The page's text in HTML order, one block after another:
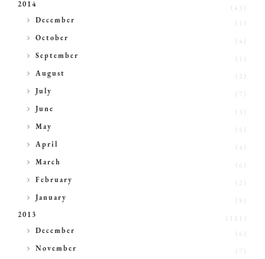
2014
(43)
►
December
►
October
(4)
►
September
►
August
(2)
►
July
(7)
►
June
(3)
►
May
(5)
►
April
(4)
►
March
(6)
►
February
(2)
►
January
(8)
2013
►
December
(6)
►
November
(7)